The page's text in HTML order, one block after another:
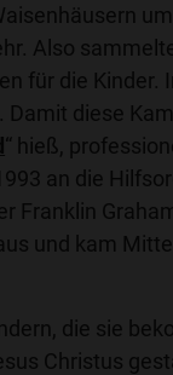
Also
für die Kinder.
diese
“ hieß,
an die
Franklin
und kam
die sie
Christus